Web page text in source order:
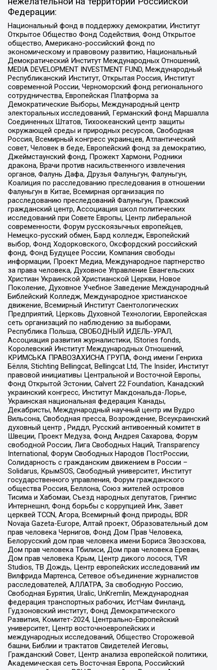
Федерации:
Национальный фонд в поддержку демократии, Институт
Открытое Общество Фонд Содействия, Фонд Открытое
общество, Американо-российский фонд по
экономическому и правовому развитию, Национальный
Демократический Институт Международных Отношений,
MEDIA DEVELOPMENT INVESTMENT FUND, Международный
Республиканский Институт, Открытая Россия, Институт
современной России, Черноморский фонд регионального
сотрудничества, Европейская Платформа за
Демократические Выборы, Международный центр
электоральных исследований, Германский фонд Маршалла
Соединенных Штатов, Тихоокеанский центр защиты
окружающей среды и природных ресурсов, Свободная
Россия, Всемирный конгресс украинцев, Атлантический
совет, Человек в беде, Европейский фонд за демократию,
Джеймстаунский фонд, Прожект Хармони, Родники
дракона, Врачи против насильственного извлечения
органов, Фалунь Дафа, Друзья Фалуньгун, Фалуньгун,
Коалиция по расследованию преследования в отношении
Фалуньгун в Китае, Всемирная организация по
расследованию преследований Фалуньгун, Пражский
гражданский центр, Ассоциация школ политических
исследований при Совете Европы, Центр либеральной
современности, Форум русскоязычных европейцев,
Немецко-русский обмен, Бард колледж, Европейский
выбор, Фонд Ходорковского, Оксфордский российский
фонд, Фонд Будущее России, Компания свободы
информации, Проект Медиа, Международное партнерство
за права человека, Духовное Управление Евангельских
Христиан Украинской Христианской Церкви, Новое
Поколение, Духовное Учебное Заведение Международный
Библейский Колледж, Международное христианское
движение, Всемирный Институт Саентологических
Предприятий, Церковь Духовной Технологии, Европейская
сеть организаций по наблюдению за выборами,
Республика Польша, СВОБОДНЫЙ ИДЕЛЬ-УРАЛ,
Ассоциация развития журналистики, IStories fonds,
Королевский Институт Международных Отношений,
КРИМСЬКА ПРАВОЗАХИСНА ГРУПА, Фонд имени Генриха
Бёлля, Stichting Bellingcat, Bellingcat Ltd, The Insider, Институт
правовой инициативы Центральной и Восточной Европы,
Фонд Открытой Эстонии, Calvert 22 Foundation, Канадский
украинский конгресс, Институт Макдональда-Лорье,
Украинская национальная федерация Канады,
Декабристы, Международный научный центр им Вудро
Вильсона, Свободная пресса, Возрождение, Всеукраинский
духовный центр , Риддл, Русский антивоенный комитет в
Швеции, Проект Медуза, Фонд Андрея Сахарова, Форум
свободной России, Лига Свободных Наций, Transparеncy
International, Форум Свободных Народов ПостРоссии,
Солидарность с гражданским движением в России –
Solidarus, КрымSOS, Свободный университет, Институт
государственного управления, Форум гражданского
общества Россия, Беллона, Союз жителей островов
Тисима и Хабомаи, Съезд народных депутатов, Гринпис
Интернешнл, Фонд борьбы с коррупцией Инк, Завет
церквей TCCN, Агора, Всемирный фонд природы, BDR
Novaja Gazeta-Europe, Алтай проект, Образовательный дом
прав человека Чернигов, Фонд Дом Прав Человека,
Белорусский дом прав человека имени Бориса Звозскова,
Дом прав человека Тбилиси, Дом прав человека Ереван,
Дом прав человека Крым, Центр дикого лосося, TVR
Studios, ТВ Дождь, Центр европейских исследований им
Вилфрида Мартенса, Сетевое объединение журналистов
расследователей, АЛЛАТРА, За свободную Россию,
Свободная Бурятия, Uralic, UnKremlin, Международная
федерация транспортных рабочих, ИстЧам Финланд,
Гудзоновский институт, Фонд Демократического
Развития, Комитет-2024, Центрально-Европейский
университет, Центр восточноевропейских и
международных исследований, Общество Сторожевой
башни, Библии и трактатов Свидетелей Иеговы,
Гражданский Совет, Центр анализа европейской политики,
Академическая сеть Восточная Европа, Российский